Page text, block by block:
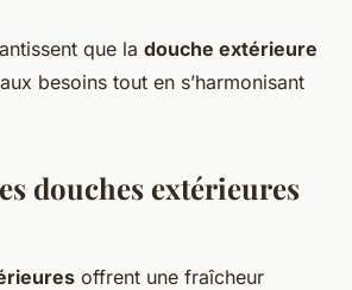
que la douche extérieure
besoins tout en s’harmonisant
douches extérieures
offrent une fraîcheur